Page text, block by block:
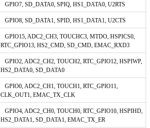
GPIO7, SD_DATA0, SPIQ, HS1_DATA0, U2RTS
GPIO8, SD_DATA1, SPID, HS1_DATA1, U2CTS
GPIO15, ADC2_CH3, TOUCHC3, MTDO, HSPICS0,
RTC_GPIO13, HS2_CMD, SD_CMD, EMAC_RXD3
GPIO2, ADC2_CH2, TOUCH2, RTC_GPIO12, HSPIWP,
HS2_DATA0, SD_DATA0
GPIO0, ADC2_CH1, TOUCH1, RTC_GPIO11,
CLK_OUT1, EMAC_TX_CLK
GPIO4, ADC2_CH0, TOUCH0, RTC_GPIO10, HSPIHD,
HS2_DATA1, SD_DATA1, EMAC_TX_ER